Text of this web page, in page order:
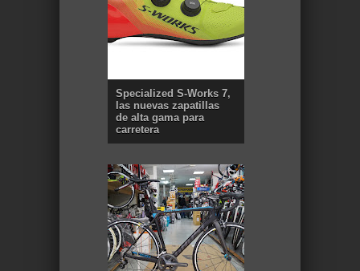
Specialized S-Works 7,
las nuevas zapatillas
de alta gama para
carretera